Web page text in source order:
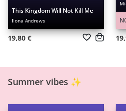
This Kingdom Will Not Kill Me
Ilona Andrews
19,80 €
Summer vibes ✨